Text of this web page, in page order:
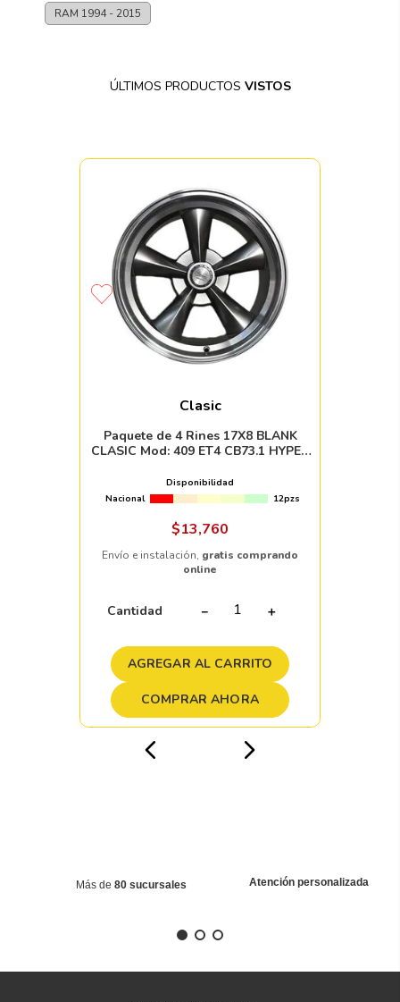
RAM 1994 - 2015
ÚLTIMOS PRODUCTOS VISTOS
Clasic
Paquete de 4 Rines 17X8 BLANK
CLASIC Mod: 409 ET4 CB73.1 HYPER
Disponibilidad
Nacional
12pzs
$13,760
Envío e instalación, gratis comprando
online
Cantidad ＋
－
AGREGAR AL CARRITO
COMPRAR AHORA
Más de 80 sucursales Atención personalizada